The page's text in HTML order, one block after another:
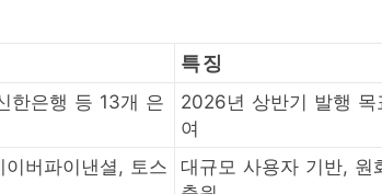
특징
한은행 등 13개 은
2026년 상반기 발행
여
이버파이낸셜, 토스
대규모 사용자 기반, 원